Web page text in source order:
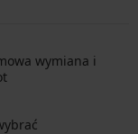
wymiana i